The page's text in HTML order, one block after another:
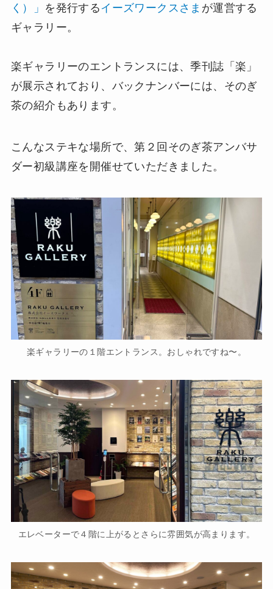
く）」 を発行する イーズワークスさま が運営する
ギャラリー。
楽ギャラリーのエントランスには、季刊誌「楽」
が展示されており、バックナンバーには、そのぎ
茶の紹介もあります。
こんなステキな場所で、第２回そのぎ茶アンバサ
ダー初級講座を開催せていただきました。
楽ギャラリーの１階エントランス。おしゃれですね〜。
エレベーターで４階に上がるとさらに雰囲気が高まります。